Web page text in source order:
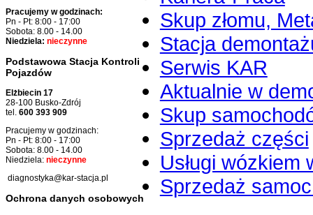
Pracujemy w godzinach:
Pn - Pt: 8:00 - 17:00
Sobota: 8.00 - 14.00
Niedziela: nieczynne
Podstawowa Stacja Kontroli
Pojazdów
Elżbiecin 17
28-100 Busko-Zdrój
tel. 600 393 909
Pracujemy w godzinach:
Pn - Pt: 8:00 - 17:00
Sobota: 8.00 - 14.00
Niedziela: nieczynne
diagnostyka@kar-stacja.pl
Ochrona danych osobowych
Skup złomu,
Stacja
Serwis KAR
Aktualnie w
Skup
Sprzedaż części
Usługi wózkiem
Sprzedaż